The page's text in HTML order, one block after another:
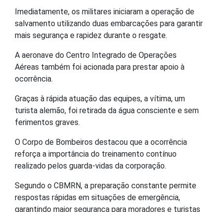
Imediatamente, os militares iniciaram a operação de
salvamento utilizando duas embarcações para garantir
mais segurança e rapidez durante o resgate.
A aeronave do Centro Integrado de Operações
Aéreas também foi acionada para prestar apoio à
ocorrência.
Graças à rápida atuação das equipes, a vítima, um
turista alemão, foi retirada da água consciente e sem
ferimentos graves.
O Corpo de Bombeiros destacou que a ocorrência
reforça a importância do treinamento contínuo
realizado pelos guarda-vidas da corporação.
Segundo o CBMRN, a preparação constante permite
respostas rápidas em situações de emergência,
garantindo maior segurança para moradores e turistas